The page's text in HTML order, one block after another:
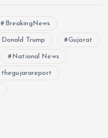
BreakingNews
Donald Trump Gujarat
National News
thegujarareport